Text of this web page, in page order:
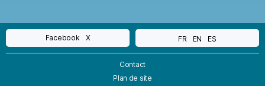
Facebook X FR EN ES
Contact
Plan de site